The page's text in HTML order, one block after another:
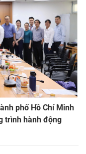
phố Hồ Chí Minh
trình hành động